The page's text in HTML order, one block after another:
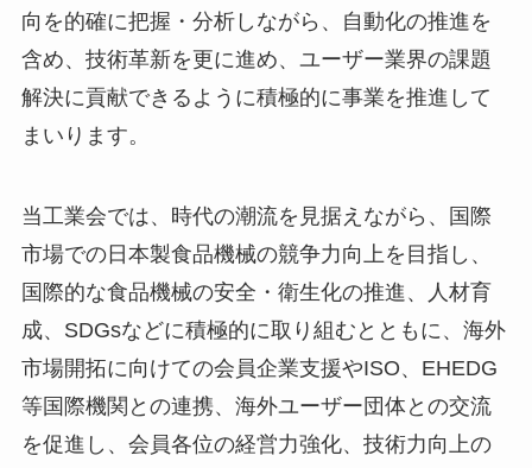
向を的確に把握・分析しながら、自動化の推進を
含め、技術革新を更に進め、ユーザー業界の課題
解決に貢献できるように積極的に事業を推進して
まいります。
当工業会では、時代の潮流を見据えながら、国際
市場での日本製食品機械の競争力向上を目指し、
国際的な食品機械の安全・衛生化の推進、人材育
成、SDGsなどに積極的に取り組むとともに、海外
市場開拓に向けての会員企業支援やISO、EHEDG
等国際機関との連携、海外ユーザー団体との交流
を促進し、会員各位の経営力強化、技術力向上の